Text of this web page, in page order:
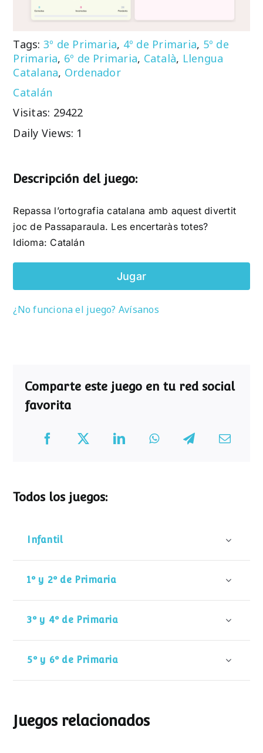
Tags: 3º de Primaria, 4º de Primaria, 5º de
Primaria, 6º de Primaria, Català, Llengua
Catalana, Ordenador
Catalán
Visitas: 29422
Daily Views: 1
Descripción del juego:
Repassa l’ortografia catalana amb aquest divertit
joc de Passaparaula. Les encertaràs totes?
Idioma: Catalán
Jugar
¿No funciona el juego? Avísanos
Comparte este juego en tu red social
favorita
Todos los juegos:
Infantil
1º y 2º de Primaria
3º y 4º de Primaria
5º y 6º de Primaria
Juegos relacionados